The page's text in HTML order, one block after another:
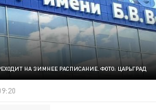
НА ЗИМНЕЕ РАСПИСАНИЕ. ФОТО: ЦАРЬГРАД